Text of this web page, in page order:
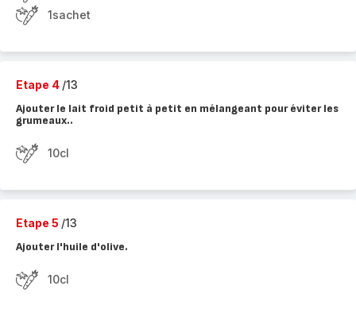
1sachet
Etape 4 /13
Ajouter le lait froid petit à petit en mélangeant pour éviter les
grumeaux..
10cl
Etape 5 /13
Ajouter l'huile d'olive.
10cl